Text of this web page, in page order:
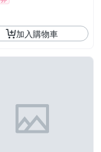
加入購物車